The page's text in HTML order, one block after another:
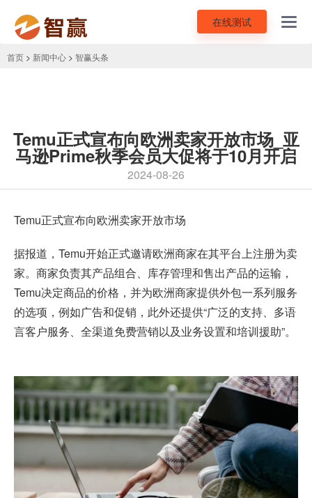
在线测试
首页 > 新闻中心 > 智赢头条
Temu正式宣布向欧洲卖家开放市场_亚
马逊Prime秋季会员大促将于10月开启
2024-08-26
Temu正式宣布向欧洲卖家开放市场
据报道，Temu开始正式邀请欧洲商家在其平台上注册为卖
家。商家负责其产品组合、库存管理和售出产品的运输，
Temu决定商品的价格，并为欧洲商家提供外包一系列服务
的选项，例如广告和促销，此外还提供“广泛的支持、多语
言客户服务、全渠道免费营销以及业务设置和培训援助”。